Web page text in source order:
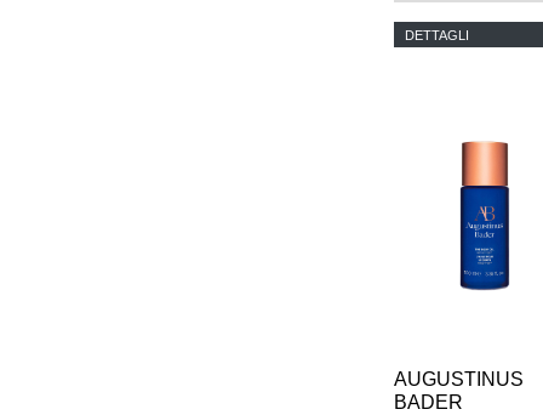
DETTAGLI
AUGUSTINUS
BADER